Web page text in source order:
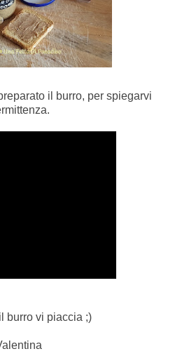
il burro, per spiegarvi
burro vi piaccia ;)